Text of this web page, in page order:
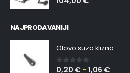
NAJPRODAVANIJI
Olovo suza klizna
0 out of 5
0,20 € –1,06 €